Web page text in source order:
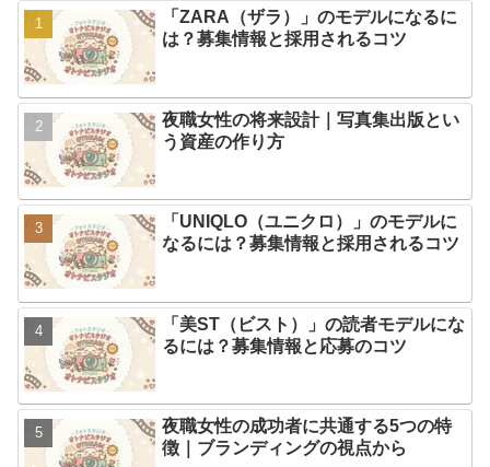
「ZARA（ザラ）」のモデルになるに
は？募集情報と採用されるコツ
夜職女性の将来設計｜写真集出版とい
う資産の作り方
「UNIQLO（ユニクロ）」のモデルに
なるには？募集情報と採用されるコツ
「美ST（ビスト）」の読者モデルにな
るには？募集情報と応募のコツ
夜職女性の成功者に共通する5つの特
徴｜ブランディングの視点から